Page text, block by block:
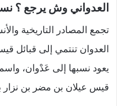
العدواني وش يرجع ؟
تجمع المصادر التاريخية
العدوان تنتمي إلى قبائل
يعود نسبها إلى عَدْوان،
قيس عيلان بن مضر بن نزار